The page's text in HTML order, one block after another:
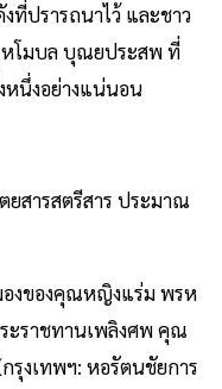
ที่ปรารถนาไว้ และชาว
โมบล บุณยประสพ ที่
หนึ่งอย่างแน่นอน
สารสตรีสาร ประมาณ
องของคุณหญิงแร่ม พรห
ราชทานเพลิงศพ คุณ
งเทพฯ: หอรัตนชัยการ